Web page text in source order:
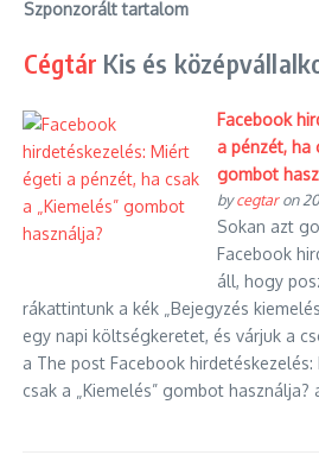
Szponzorált tartalom
Cégtár Kis és
Facebook
a pénzét, ha
gombot
bycegtaron
Sokan azt
Facebook
áll, hogy
rákattintunk a kék „Bejegyzés
egy napi költségkeretet, és várjuk a
a The post Facebook
csak a „Kiemelés” gombot